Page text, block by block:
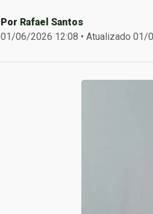
Por Rafael Santos
01/06/2026 12:08 • Atualizado 01/